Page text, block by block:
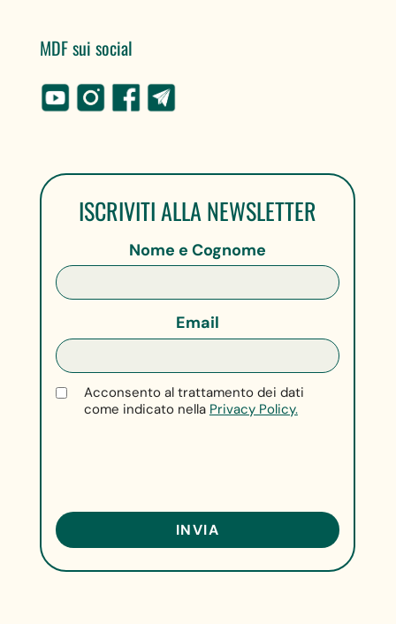
MDF sui social
ISCRIVITI ALLA NEWSLETTER
Nome e Cognome
Email
Acconsento al trattamento dei dati
come indicato nella Privacy Policy.